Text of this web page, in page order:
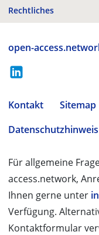
Rechtliches
open-
Kontakt Sitemap
Datenschutzhinweis
Für allgemeine
access.network,
Ihnen gerne unter
Verfügung.
Kontaktformular